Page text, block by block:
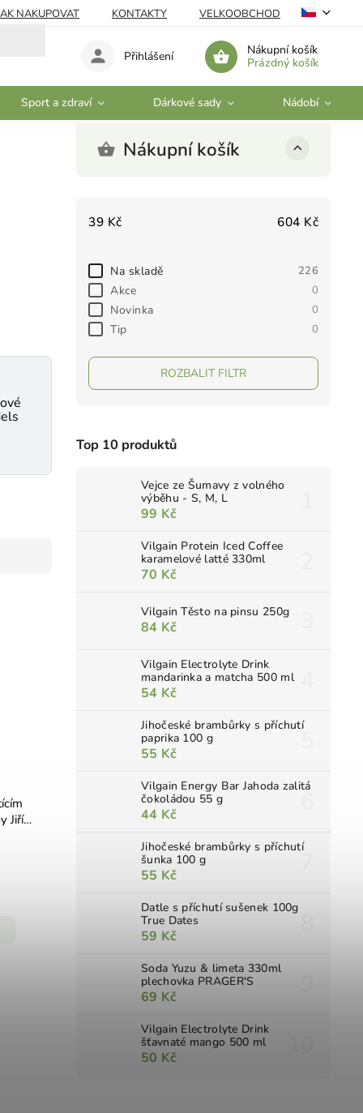
NAKUPOVAT KONTAKTY VELKOOBCHOD
Nákupní košík
Prázdný košík
Přihlášení
Sport a zdraví Dárkové sady Nádobí
Nákupní košík
39 Kč 604 Kč
Na skladě 226
Akce 0
Novinka 0
Tip 0
ROZBALIT FILTR
Top 10 produktů
Vejce ze Šumavy z volného
výběhu - S, M, L
99 Kč
Vilgain Protein Iced Coffee
karamelové latté 330ml
70 Kč
Vilgain Těsto na pinsu 250g
84 Kč
Vilgain Electrolyte Drink
mandarinka a matcha 500 ml
54 Kč
Jihočeské brambůrky s příchutí
paprika 100 g
55 Kč
Vilgain Energy Bar Jahoda zalitá
čokoládou 55 g
44 Kč
Jihočeské brambůrky s příchutí
šunka 100 g
55 Kč
Datle s příchutí sušenek 100g
True Dates
59 Kč
Soda Yuzu & limeta 330ml
plechovka PRAGER'S
69 Kč
Vilgain Electrolyte Drink
šťavnaté mango 500 ml
50 Kč
Jiří